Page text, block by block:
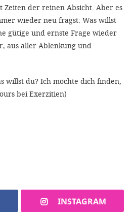
Zeiten der reinen Absicht. Aber es
wieder neu fragst: Was willst
gütige und ernste Frage wieder
aus aller Ablenkung und
willst du? Ich möchte dich finden,
bei Exerzitien)
INSTAGRAM
Impressum
ALLEN